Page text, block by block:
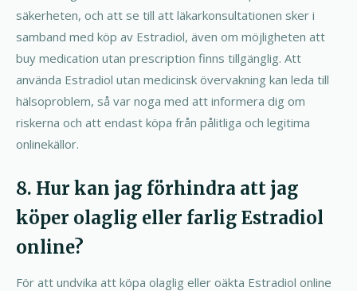
säkerheten, och att se till att läkarkonsultationen sker i
samband med köp av Estradiol, även om möjligheten att
buy medication utan prescription finns tillgänglig. Att
använda Estradiol utan medicinsk övervakning kan leda till
hälsoproblem, så var noga med att informera dig om
riskerna och att endast köpa från pålitliga och legitima
onlinekällor.
8. Hur kan jag förhindra att jag
köper olaglig eller farlig Estradiol
online?
För att undvika att köpa olaglig eller oäkta Estradiol online